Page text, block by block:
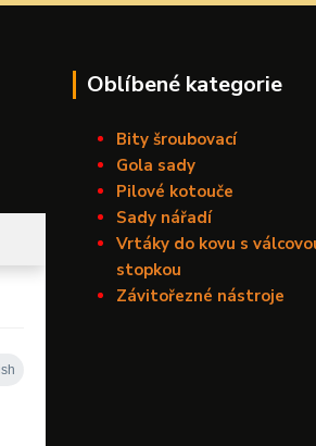
Oblíbené kategorie
Bity šroubovací
Gola sady
Pilové kotouče
Sady nářadí
Vrtáky do kovu s
stopkou
Závitořezné nástroje